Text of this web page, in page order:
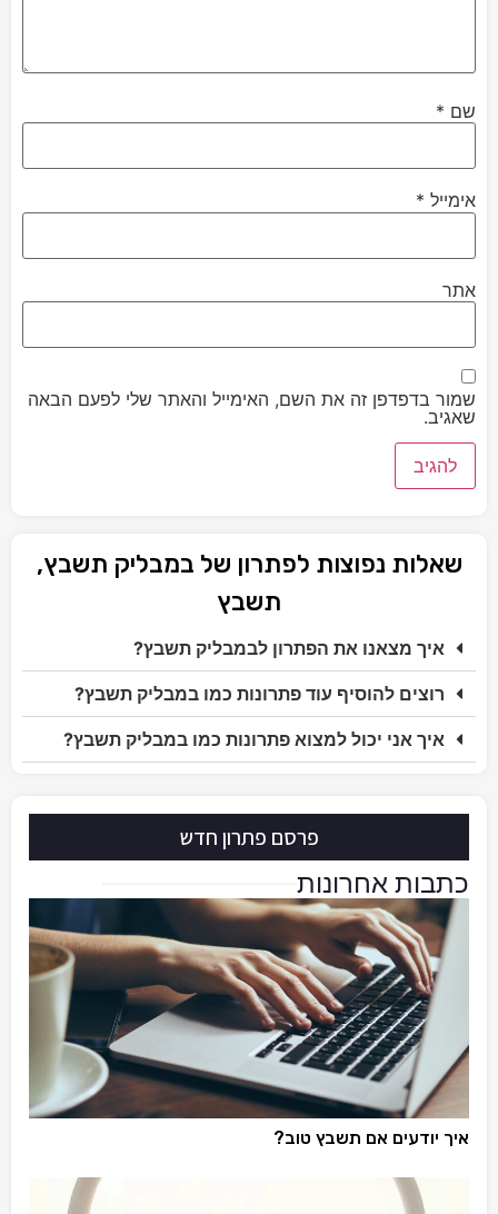
שם *
אימייל *
אתר
שמור בדפדפן זה את השם, האימייל והאתר שלי לפעם הבאה
שאגיב.
שאלות נפוצות לפתרון של במבליק תשבץ,
תשבץ
איך מצאנו את הפתרון לבמבליק תשבץ?
רוצים להוסיף עוד פתרונות כמו במבליק תשבץ?
איך אני יכול למצוא פתרונות כמו במבליק תשבץ?
פרסם פתרון חדש
כתבות אחרונות
איך יודעים אם תשבץ טוב?